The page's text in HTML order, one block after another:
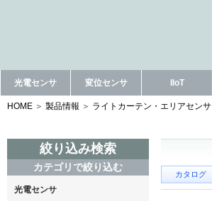
光電センサ 変位センサ IIoT
HOME 製品情報 ライトカーテン・エリアセンサ
絞り込み検索
カテゴリで絞り込む
光電センサ
カタログ